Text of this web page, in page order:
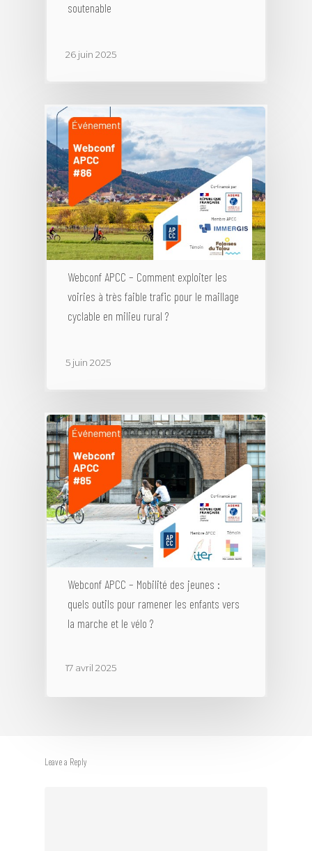
soutenable
26 juin 2025
Webconf APCC – Comment exploiter les
voiries à très faible trafic pour le maillage
cyclable en milieu rural ?
5 juin 2025
Webconf APCC – Mobilité des jeunes :
quels outils pour ramener les enfants vers
la marche et le vélo ?
17 avril 2025
Leave a Reply